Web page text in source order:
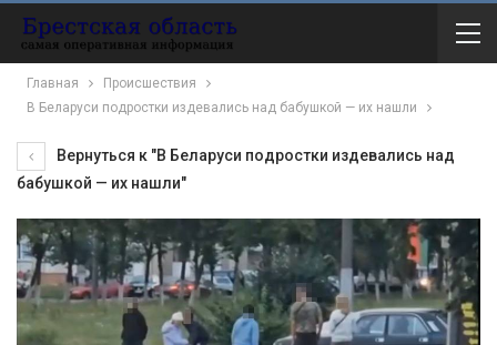
Главная
Происшествия
В Беларуси подростки издевались над бабушкой — их нашли
Вернуться к "В Беларуси подростки издевались над
бабушкой — их нашли"